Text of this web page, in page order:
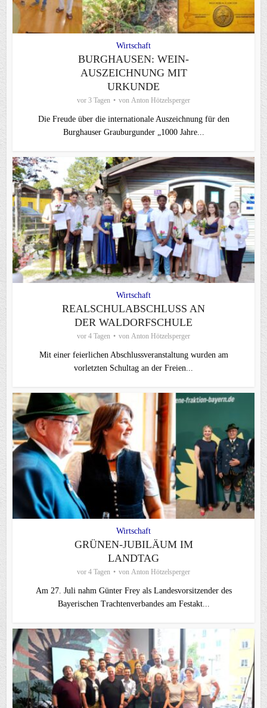
Wirtschaft
BURGHAUSEN: WEIN-
AUSZEICHNUNG MIT
URKUNDE
vor 3 Tagen von Anton Hötzelsperger
Die Freude über die internationale Auszeichnung für den
Burghauser Grauburgunder „1000 Jahre...
Wirtschaft
REALSCHULABSCHLUSS AN
DER WALDORFSCHULE
vor 4 Tagen von Anton Hötzelsperger
Mit einer feierlichen Abschlussveranstaltung wurden am
vorletzten Schultag an der Freien...
Wirtschaft
GRÜNEN-JUBILÄUM IM
LANDTAG
vor 4 Tagen von Anton Hötzelsperger
Am 27. Juli nahm Günter Frey als Landesvorsitzender des
Bayerischen Trachtenverbandes am Festakt...